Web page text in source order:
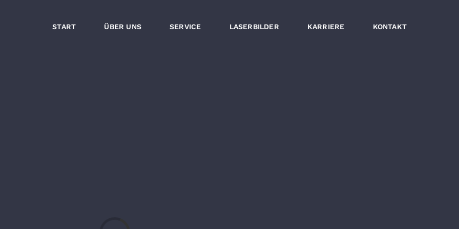
START ÜBER UNS SERVICE LASERBILDER KARRIERE KONTAKT